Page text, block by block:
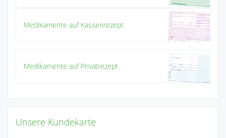
Medikamente auf Kassenrezept
Medikamente auf Privatrezept
Unsere Kundekarte